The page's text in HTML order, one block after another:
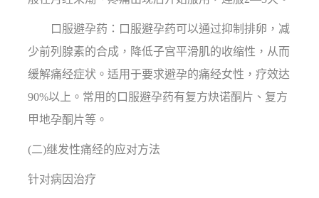
口服避孕药：口服避孕药可以通过抑制排卵，减
少前列腺素的合成，降低子宫平滑肌的收缩性，从而
缓解痛经症状。适用于要求避孕的痛经女性，疗效达
90%以上。常用的口服避孕药有复方炔诺酮片、复方
甲地孕酮片等。
(二)继发性痛经的应对方法
针对病因治疗